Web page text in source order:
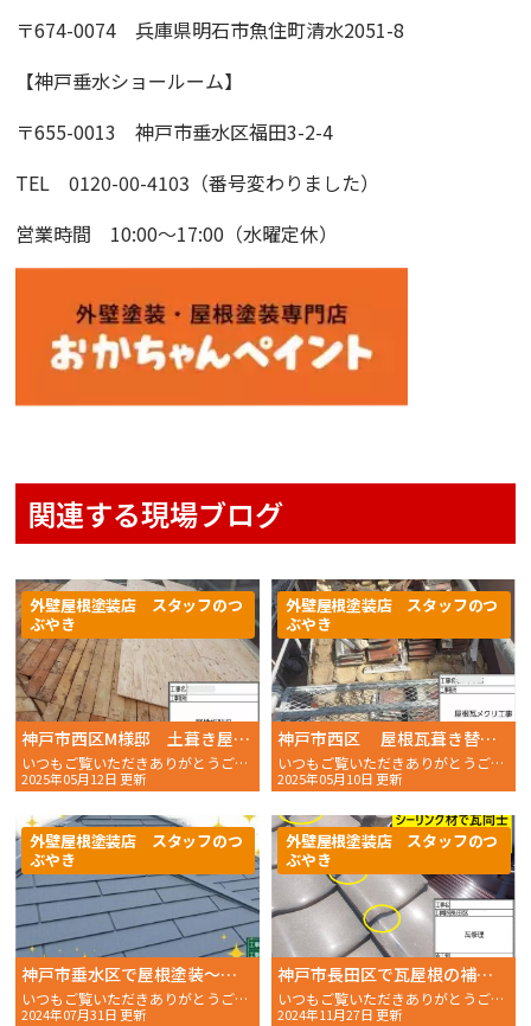
〒674-0074 兵庫県明石市魚住町清水2051-8
【神戸垂水ショールーム】
〒655-0013 神戸市垂水区福田3-2-4
TEL 0120-00-4103（番号変わりました）
営業時間 10:00〜17:00（水曜定休）
関連する現場ブログ
神戸市西区M様邸 土葺き屋根から屋根葺き替え工事を行いルーガ鉄平に変わるまでの全貌を公開〜野地板貼り編〜
いつもご覧いただきありがとうございます。 おかちゃんペイン
2025年05月12日 更新
外壁屋根塗装店 スタッフのつ
ぶやき
神戸市西区 屋根瓦葺き替え工事 土葺き屋根からルーガ鉄平に変わるまでの全貌を公開〜瓦メクリ編〜
いつもご覧いただきありがとうございます。 おかちゃんペイン
2025年05月10日 更新
外壁屋根塗装店 スタッフのつ
ぶやき
神戸市垂水区で屋根塗装〜上塗り編〜
いつもご覧いただきありがとうございます。 おかちゃんペイ
2024年07月31日 更新
外壁屋根塗装店 スタッフのつ
ぶやき
神戸市長田区で瓦屋根の補修工事をしました！
いつもご覧いただきありがとうございます。 おかちゃんペイン
2024年11月27日 更新
外壁屋根塗装店 スタッフのつ
ぶやき